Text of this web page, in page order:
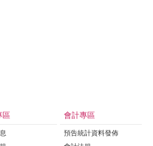
區 會計專區
預告統計資料發佈